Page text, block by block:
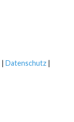
| Datenschutz |